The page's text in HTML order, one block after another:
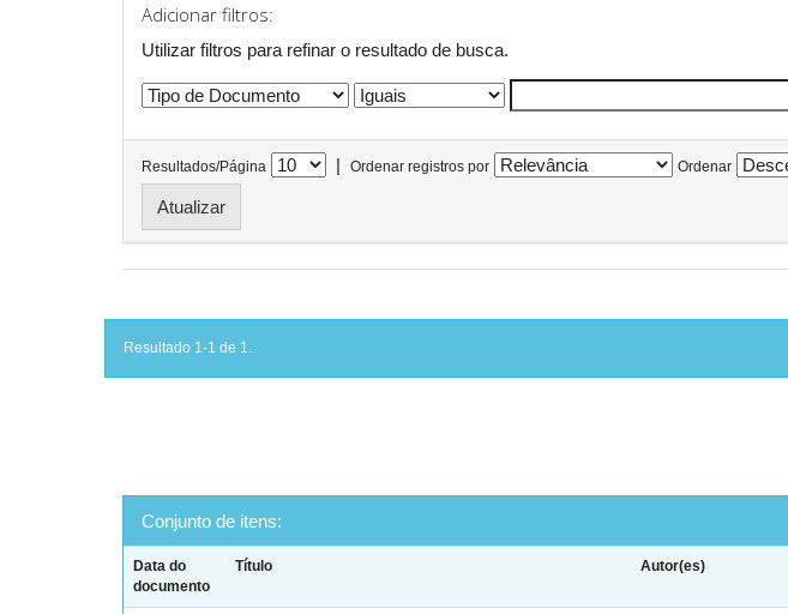
Adicionar filtros:
Utilizar filtros para refinar o resultado de busca.
Resultados/Página | Ordenar registros por Ordenar
Resultado 1-1 de 1.
Conjunto de itens:
Data do
documento
Título Autor(es)